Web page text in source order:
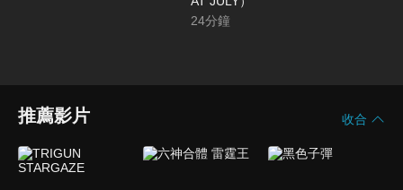
24分鐘
推薦影片 收合